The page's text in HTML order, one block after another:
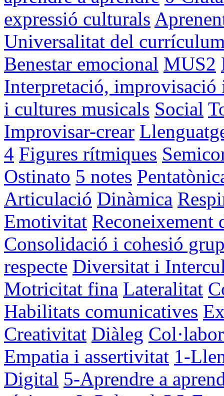
expressió culturals
Universalitat del
Benestar emocional MUS2
Interpretació, improvisació
i cultures musicals Social
Improvisar-crear
4 Figures rítmiques
Ostinato 5 notes
Articulació Dinàmica
Emotivitat Reconeixement
Consolidació i cohesió
respecte Diversitat i
Motricitat fina Lateralitat
Habilitats comunicatives
Creativitat Diàleg
Empatia i assertivitat 1-
Digital 5-Aprendre a